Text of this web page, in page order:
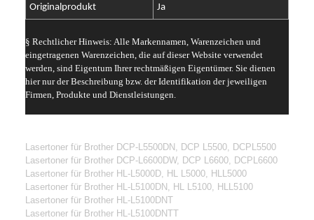
Originalprodukt Ja
§ Rechtlicher Hinweis: Alle Markennamen, Warenzeichen und
eingetragenen Warenzeichen, die auf dieser Website verwendet
werden, sind Eigentum Ihrer rechtmäßigen Eigentümer. Sie dienen
hier nur der Beschreibung bzw. der Identifikation der jeweiligen
Firmen, Produkte und Dienstleistungen.
Lasertoner für Brother DCP-L5500DN, DCP L5500, DCPL5500
Lasertoner für Brother DCP-L6600DW, DCP L6600, DCPL6600
Lasertoner für Brother HL-L5000D, HL L5000, HLL5000
Lasertoner für Brother HL-L5100DN, HL L5100, HLL5100
Lasertoner für Brother HL-L5100DNT
Lasertoner für Brother HL-L5100DNTT